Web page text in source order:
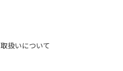
扱いについて